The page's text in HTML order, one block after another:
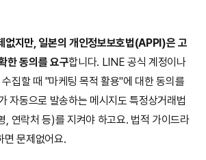
없지만, 일본의 개인정보보호법(APPI)은 고
한 동의를 요구합니다. LINE 공식 계정이나
집할 때 "마케팅 목적 활용"에 대한 동의를
자동으로 발송하는 메시지도 특정상거래법
, 연락처 등)를 지켜야 하고요. 법적 가이드라
면 문제없어요.